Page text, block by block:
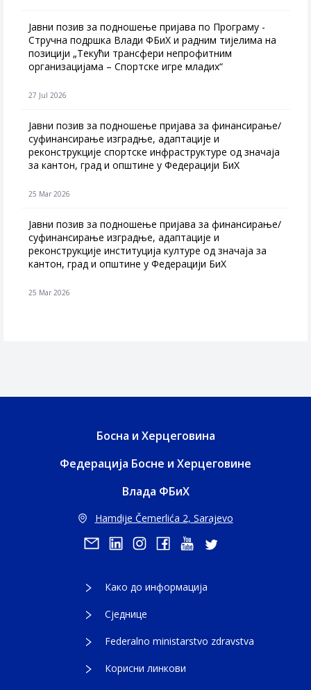
Јавни позив за подношење пријава по Програму -
Стручна подршка Влади ФБиХ и радним тијелима на
позицији „Текући трансфери непрофитним
организацијама – Спортске игре младих“
27 Jul 2026
Jавни позив за подношење пријава за финансирање/
суфинансирање изградње, адаптације и
реконструкције спортске инфраструктуре од значаја
за кантон, град и општине у Федерацији БиХ
25 Mar 2026
Јавни позив за подношење пријава за финансирање/
суфинансирање изградње, адаптације и
реконструкције институција културе од значаја за
кантон, град и општине у Федерацији БиХ
25 Mar 2026
Босна и Херцеговина
Федерација Босне и Херцеговине
Влада ФБиХ
Hamdije Čemerlića 2, Sarajevo
Како до информација
Сједнице
Federalno ministarstvo zdravstva
Корисни линкови